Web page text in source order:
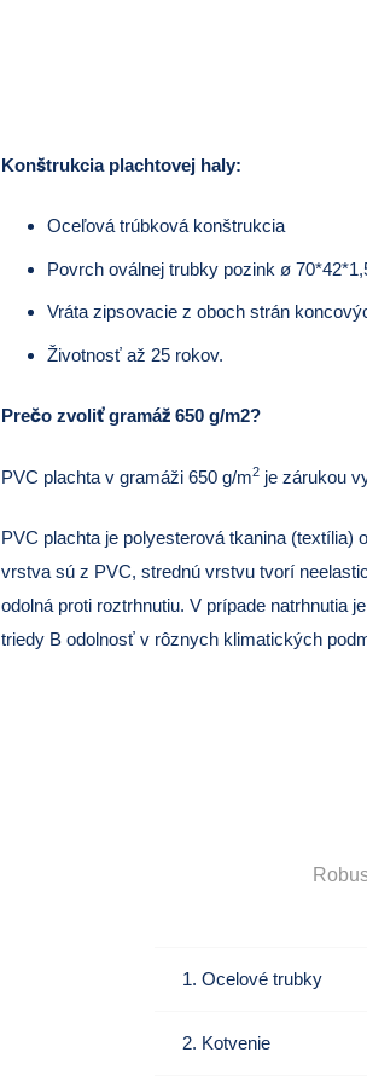
Konštrukcia plachtovej haly:
Oceľová trúbková konštrukcia
Povrch oválnej trubky pozink ø
Vráta zipsovacie z oboch strán
Životnosť až 25 rokov.
Prečo zvoliť gramáž 650 g/m2?
PVC plachta v gramáži 650 g/m2 je zárukou
PVC plachta je polyesterová tkanina
vrstva sú z PVC, strednú vrstvu tvorí
odolná proti roztrhnutiu. V prípade
triedy B odolnosť v rôznych klimatických
1. Ocelové trubky
2. Kotvenie